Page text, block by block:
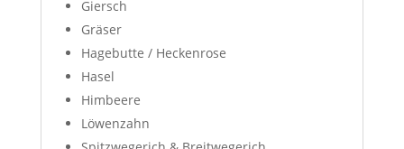
Giersch
Gräser
Hagebutte / Heckenrose
Hasel
Himbeere
Löwenzahn